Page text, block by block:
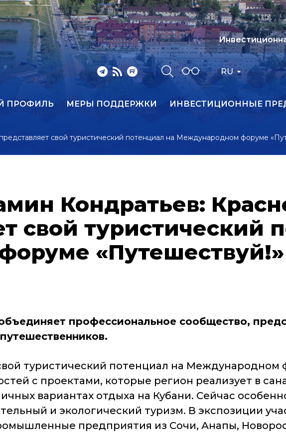
RU
ПРОФИЛЬ МЕРЫ ПОДДЕРЖКИ ИНВЕСТИЦИОННЫЕ
свой туристический потенциал на Международном форуме
Кондратьев:
свой туристический
профессиональное сообщество,
туристический потенциал на Международном
с проектами, которые регион реализует в
вариантах отдыха на Кубани. Сейчас
и экологический туризм. В экспозиции
предприятия из Сочи, Анапы,